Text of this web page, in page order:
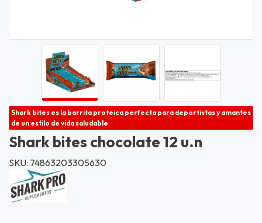
Shark bites es la barrita proteica perfecta para deportistas y amantes
de un estilo de vida saludable
Shark bites chocolate 12 u.n
SKU: 74863203305630